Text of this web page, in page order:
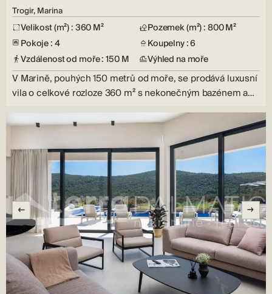
Trogir, Marina
Velikost (m²) : 360 M²
Pozemek (m²) : 800 M²
Pokoje : 4
Koupelny : 6
Vzdálenost od moře : 150 M
Výhled na moře
V Marině, pouhých 150 metrů od moře, se prodává luxusní
vila o celkové rozloze 360 ​​m² s nekonečným bazénem a…